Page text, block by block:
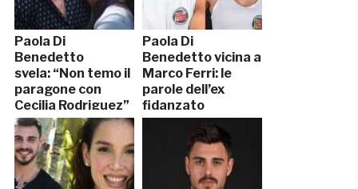
Paola Di
Benedetto
svela: “Non temo il
paragone con
Cecilia Rodriguez”
Paola Di
Benedetto vicina a
Marco Ferri: le
parole dell’ex
fidanzato